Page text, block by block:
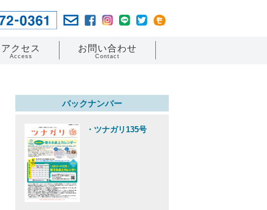
アクセス
Access
お問い合わせ
Contact
バックナンバー
・ツナガリ135号